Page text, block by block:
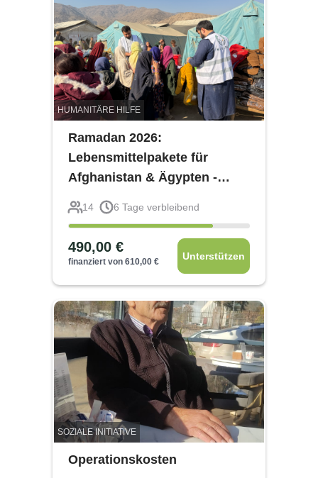
HUMANITÄRE HILFE
Ramadan 2026:
Lebensmittelpakete für
Afghanistan & Ägypten -
Nuvarah e.V.
14 6 Tage verbleibend
490,00 €
finanziert von 610,00 € Unterstützen
SOZIALE INITIATIVE
Operationskosten